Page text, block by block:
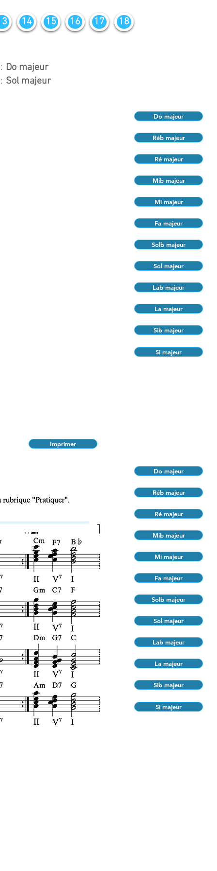
Do majeur
Sol majeur
14 15 16 17 18
Do majeur
Réb majeur
Ré majeur
Mib majeur
Mi majeur
Fa majeur
Solb majeur
Sol majeur
Lab majeur
La majeur
Sib majeur
Si majeur
Imprimer
Do majeur
Réb majeur
Ré majeur
Mib majeur
Mi majeur
Fa majeur
Solb majeur
Sol majeur
Lab majeur
La majeur
Sib majeur
Si majeur